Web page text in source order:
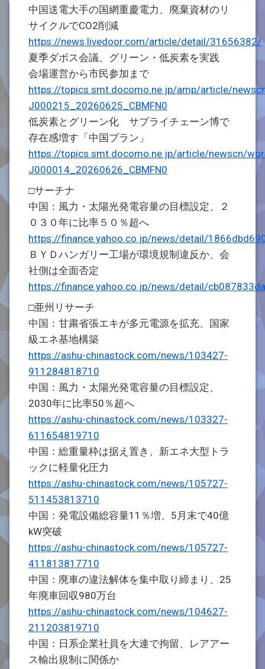
中国送電大手の国網重慶電力、廃棄資材のリ
サイクルでCO2削減
https://news.livedoor.com/article/detail/31656382/
夏季ダボス会議、グリーン・低炭素を実践
会場運営から市民参加まで
https://topics.smt.docomo.ne.jp/amp/article/
J000215_20260625_CBMFN0
低炭素とグリーン化 サプライチェーン博で
存在感増す「中国プラン」
https://topics.smt.docomo.ne.jp/article/newscn/
J000014_20260626_CBMFN0
□サーチナ
中国：風力・太陽光発電容量の目標設定、２
０３０年に比率５０％超へ
https://finance.yahoo.co.jp/news/detail/
ＢＹＤハンガリー工場が環境規制違反か、会
社側は全面否定
https://finance.yahoo.co.jp/news/detail/
□亜州リサーチ
中国：甘粛省張エキが多元電源を拡充、国家
級エネ基地構築
https://ashu-chinastock.com/news/103427-
911284818710
中国：風力・太陽光発電容量の目標設定、
2030年に比率50％超へ
https://ashu-chinastock.com/news/103327-
611654819710
中国：総重量枠は据え置き、新エネ大型トラ
ックに軽量化圧力
https://ashu-chinastock.com/news/105727-
511453813710
中国：発電設備総容量11％増、5月末で40億
kW突破
https://ashu-chinastock.com/news/105727-
411813817710
中国：廃車の違法解体を集中取り締まり、25
年廃車回収980万台
https://ashu-chinastock.com/news/104627-
211203819710
中国：日系企業社員を大連で拘留、レアアー
ス輸出規制に関係か